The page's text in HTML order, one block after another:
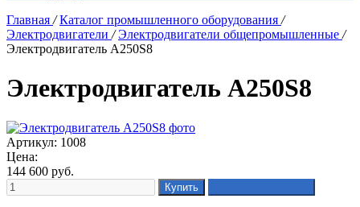
Главная / Каталог промышленного оборудования /
Электродвигатели / Электродвигатели общепромышленные /
Электродвигатель А250S8
Электродвигатель А250S8
Артикул: 1008
Цена:
144 600 руб.